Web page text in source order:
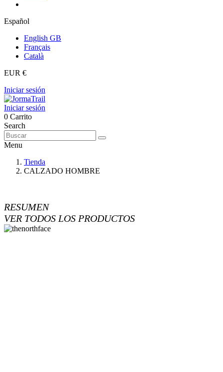
Español
English GB
Français
Català
EUR €
Iniciar sesión
Iniciar sesión
0 Carrito
Search
Menu
Tienda
CALZADO HOMBRE
RESUMEN
VER TODOS LOS PRODUCTOS